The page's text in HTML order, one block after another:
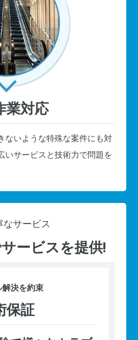
業対応
ないような特殊な案件にも対
いサービスと技術力で問題を
なサービス
ービスを提供!
解決を約束
保証